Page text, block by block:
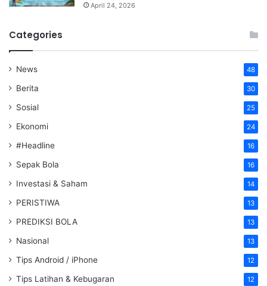
April 24, 2026
Categories
News 48
Berita 30
Sosial 25
Ekonomi 24
#Headline 16
Sepak Bola 16
Investasi & Saham 14
PERISTIWA 13
PREDIKSI BOLA 13
Nasional 13
Tips Android / iPhone 12
Tips Latihan & Kebugaran 12